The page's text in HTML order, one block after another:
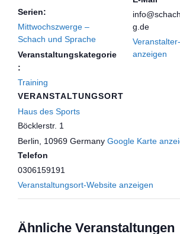
Serien:
Mittwochszwerge –
Schach und Sprache
Veranstaltungskategorie
:
Training
VERANSTALTUNGSORT
Haus des Sports
Böcklerstr. 1
Berlin
10969 Germany Google Karte
Telefon
0306159191
Veranstaltungsort-Website anzeigen
g.de
anzeigen
Ähnliche Veranstaltungen